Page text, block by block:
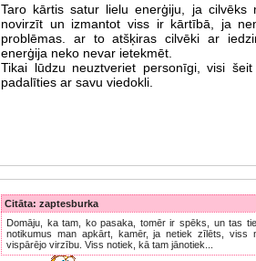
Taro kārtis satur lielu enerģiju, ja cilvēks
novirzīt un izmantot viss ir kārtībā, ja
problēmas. ar to atšķiras cilvēki ar
enerģija neko nevar ietekmēt.
Tikai lūdzu neuztveriet personīgi, visi
padalīties ar savu viedokli.
Citāta: zaptesburka
Domāju, ka tam, ko pasaka, tomēr ir spēks, un tas
notikumus man apkārt, kamēr, ja netiek zīlēts, viss
vispārējo virzību. Viss notiek, kā tam jānotiek...